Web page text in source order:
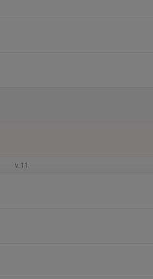
v.11